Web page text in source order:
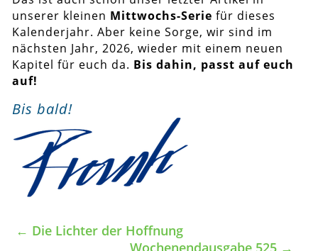
unserer kleinen Mittwochs-Serie für dieses
Kalenderjahr. Aber keine Sorge, wir sind im
nächsten Jahr, 2026, wieder mit einem neuen
Kapitel für euch da. Bis dahin, passt auf euch
auf!
Bis bald!
← Die Lichter der Hoffnung